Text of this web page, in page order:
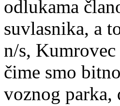
odlukama
suvlasnika, a
n/s,
čime smo
voznog